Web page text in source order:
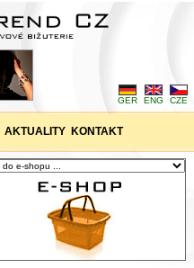
CZE
ENG
GER
AKTUALITY KONTAKT